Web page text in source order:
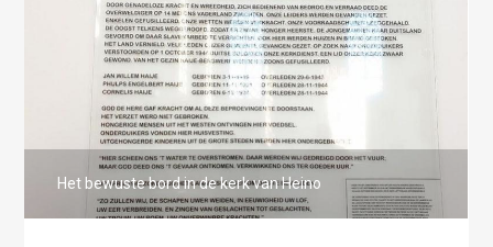
Het bewuste bord in de kerk van Heino